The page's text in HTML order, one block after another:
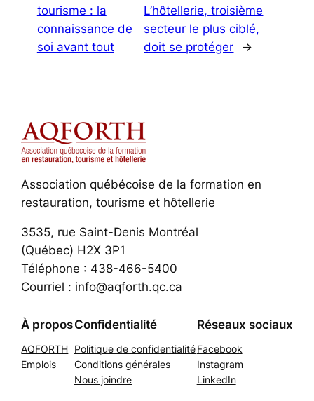
tourisme : la
connaissance de
soi avant tout
L’hôtellerie, troisième
secteur le plus ciblé,
doit se protéger
→
Association québécoise de la formation en
restauration, tourisme et hôtellerie
3535, rue Saint-Denis Montréal
(Québec) H2X 3P1
Téléphone : 438-466-5400
Courriel : info@aqforth.qc.ca
À propos
AQFORTH
Emplois
Confidentialité
Politique de confidentialité
Conditions générales
Nous joindre
Réseaux sociaux
Facebook
Instagram
LinkedIn